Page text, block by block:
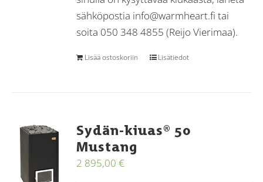
sähköpostia info@warmheart.fi tai
soita 050 348 4855 (Reijo Vierimaa).
Lisää ostoskoriin Lisätiedot
Sydän-kiuas® 50
Mustang
2 895,00€